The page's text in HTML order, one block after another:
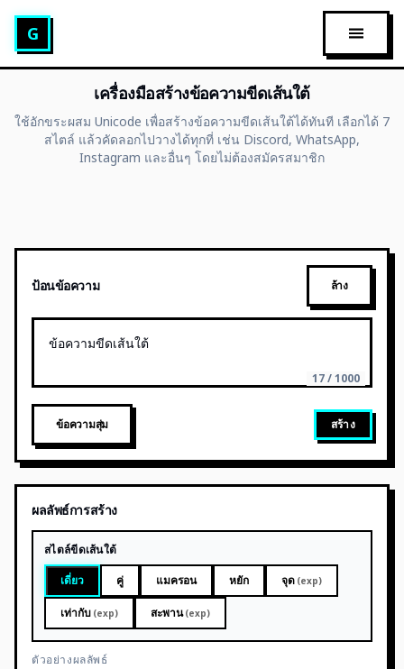
เครื่องมือสร้างข้อความ Glitch
G เปิดเมนู
เครื่องมือสร้างข้อความขีดเส้นใต้
ใช้อักขระผสม Unicode เพื่อสร้างข้อความขีดเส้นใต้ได้ทันที เลือกได้ 7
สไตล์ แล้วคัดลอกไปวางได้ทุกที่ เช่น Discord, WhatsApp,
Instagram และอื่นๆ โดยไม่ต้องสมัครสมาชิก
ป้อนข้อความ ล้าง
17 / 1000
ข้อความสุ่ม สร้าง
ผลลัพธ์การสร้าง
สไตล์ขีดเส้นใต้
เดี่ยว
คู่ แมครอน หยัก จุด (exp)
เท่ากับ (exp) สะพาน (exp)
ตัวอย่างผลลัพธ์